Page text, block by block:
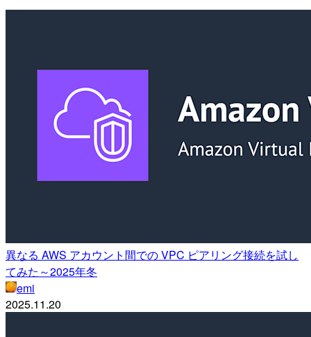
異なる AWS アカウント間での VPC ピアリング接続を試し
てみた～2025年冬
emi
2025.11.20